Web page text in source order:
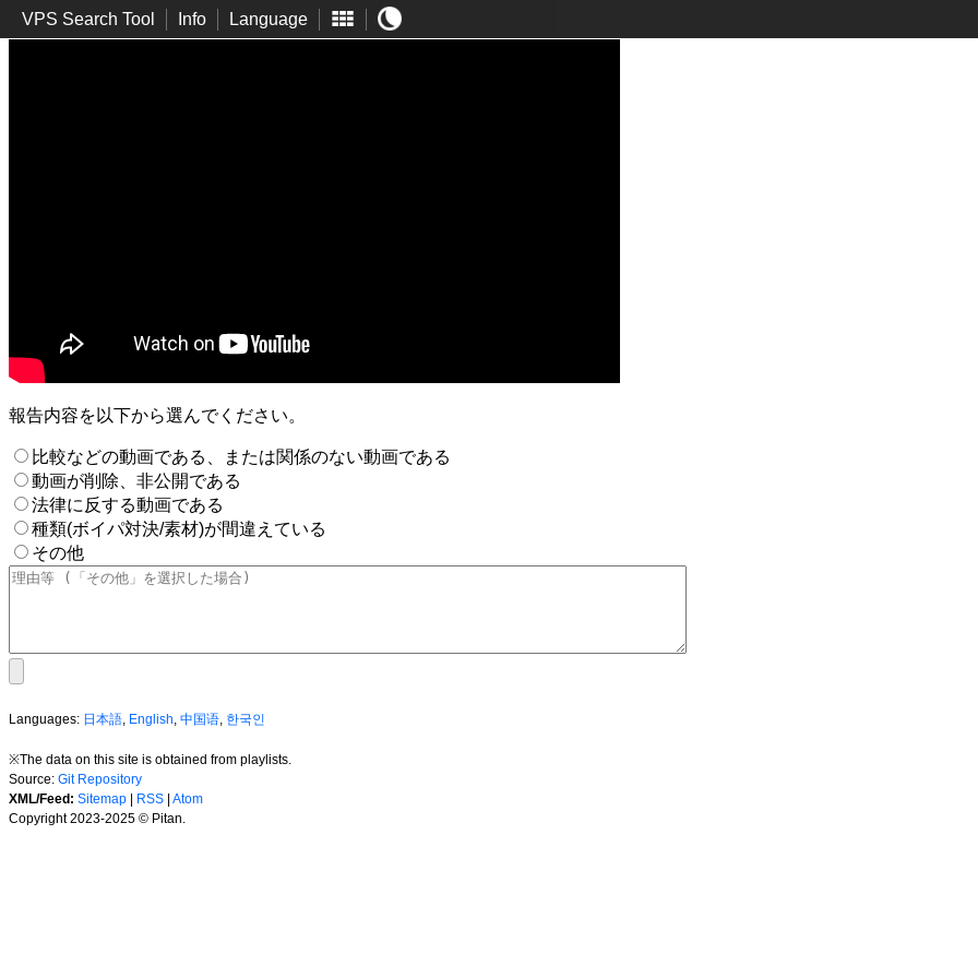
VPS Search Tool Info Language
報告内容を以下から選んでください。
比較などの動画である、または関係のない動画である
動画が削除、非公開である
法律に反する動画である
種類(ボイパ対決/素材)が間違えている
その他
Languages: 日本語, English, 中国语, 한국인
※The data on this site is obtained from playlists.
Source: Git Repository
XML/Feed: Sitemap RSS Atom
Copyright 2023-2025 © Pitan.